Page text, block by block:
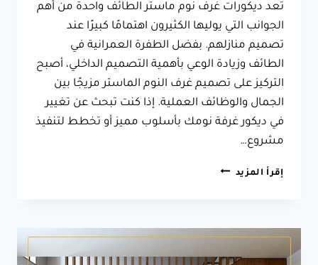
تعد ديكورات غرف نوم ماستر الطائف واحدة من أهم
الجوانب التي يوليها الكثيرون اهتمامًا كبيرًا عند
تصميم منازلهم. بفضل الطفرة العمرانية في
الطائف وزيادة الوعي بأهمية التصميم الداخلي، أصبح
التركيز على تصميم غرف النوم الماستر مزيجًا بين
الجمال والوظائف العملية. إذا كنت تبحث عن تغيير
في ديكور غرفة نومك بأسلوب مميز أو تخطط لتنفيذ
مشروع…
إقرأ المزيد ديكورات
الطائف
0566631564